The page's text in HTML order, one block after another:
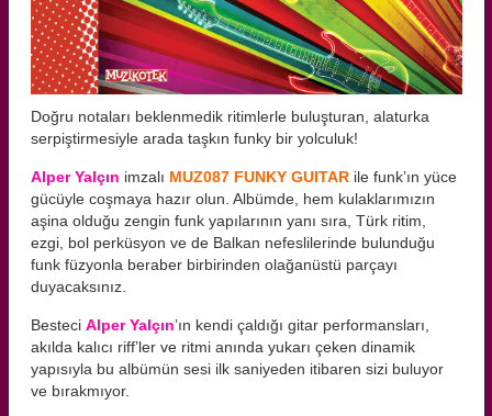
Doğru notaları beklenmedik ritimlerle buluşturan, alaturka
serpiştirmesiyle arada taşkın funky bir yolculuk!
Alper Yalçın imzalı MUZ087 FUNKY GUITAR ile funk’ın yüce
gücüyle coşmaya hazır olun. Albümde, hem kulaklarımızın
aşina olduğu zengin funk yapılarının yanı sıra, Türk ritim,
ezgi, bol perküsyon ve de Balkan nefeslilerinde bulunduğu
funk füzyonla beraber birbirinden olağanüstü parçayı
duyacaksınız.
Besteci Alper Yalçın’ın kendi çaldığı gitar performansları,
akılda kalıcı riff’ler ve ritmi anında yukarı çeken dinamik
yapısıyla bu albümün sesi ilk saniyeden itibaren sizi buluyor
ve bırakmıyor.